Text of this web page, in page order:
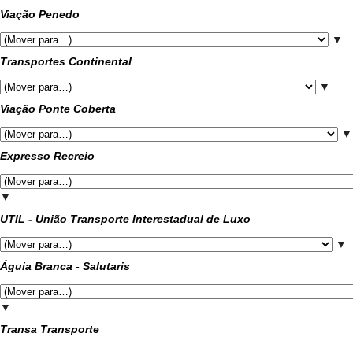
Viação Penedo
▼
Transportes Continental
▼
Viação Ponte Coberta
▼
Expresso Recreio
▼
UTIL - União Transporte Interestadual de Luxo
▼
Águia Branca - Salutaris
▼
Transa Transporte